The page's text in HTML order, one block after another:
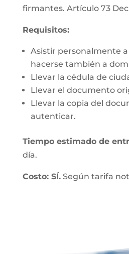
firmantes. Artículo 73
Requisitos:
Asistir personalmente
hacerse también a
Llevar la cédula de
Llevar el documento
Llevar la copia del
autenticar.
Tiempo estimado de
día.
Costo: SÍ.Según tarifa